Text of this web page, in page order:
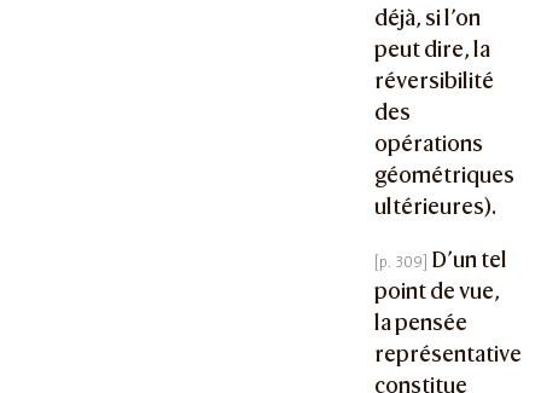
déjà, si l’on
peut dire, la
réversibilité
des
opérations
géométriques
ultérieures).
D’un tel
point de vue,
la pensée
représentative
constitue